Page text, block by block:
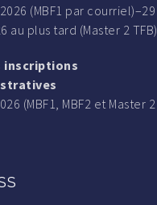
(MBF1 par courriel)–29
au plus tard (Master 2 TFB)
inscriptions
(MBF1, MBF2 et Master 2